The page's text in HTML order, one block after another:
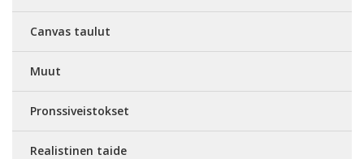
Canvas taulut
Muut
Pronssiveistokset
Realistinen taide